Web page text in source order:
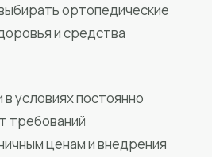
ортопедические
и средства
условиях постоянно
требований
ценам и внедрения